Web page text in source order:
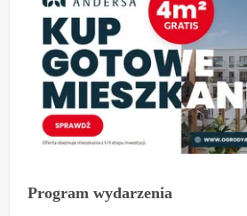
Program wydarzenia